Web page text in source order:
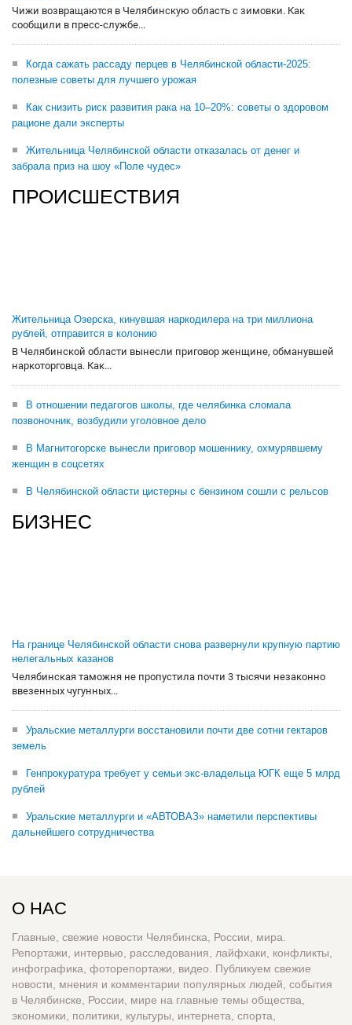
Чижи возвращаются в Челябинскую область с зимовки. Как
сообщили в пресс-службе...
Когда сажать рассаду перцев в Челябинской области-2025:
полезные советы для лучшего урожая
Как снизить риск развития рака на 10–20%: советы о здоровом
рационе дали эксперты
Жительница Челябинской области отказалась от денег и
забрала приз на шоу «Поле чудес»
ПРОИСШЕСТВИЯ
Жительница Озерска, кинувшая наркодилера на три миллиона
рублей, отправится в колонию
В Челябинской области вынесли приговор женщине, обманувшей
наркоторговца. Как...
В отношении педагогов школы, где челябинка сломала
позвоночник, возбудили уголовное дело
В Магнитогорске вынесли приговор мошеннику, охмурявшему
женщин в соцсетях
В Челябинской области цистерны с бензином сошли с рельсов
БИЗНЕС
На границе Челябинской области снова развернули крупную партию
нелегальных казанов
Челябинская таможня не пропустила почти 3 тысячи незаконно
ввезенных чугунных...
Уральские металлурги восстановили почти две сотни гектаров
земель
Генпрокуратура требует у семьи экс-владельца ЮГК еще 5 млрд
рублей
Уральские металлурги и «АВТОВАЗ» наметили перспективы
дальнейшего сотрудничества
О НАС
Главные, свежие новости Челябинска, России, мира.
Репортажи, интервью, расследования, лайфхаки, конфликты,
инфографика, фоторепортажи, видео. Публикуем свежие
новости, мнения и комментарии популярных людей, события
в Челябинске, России, мире на главные темы общества,
экономики, политики, культуры, интернета, спорта,